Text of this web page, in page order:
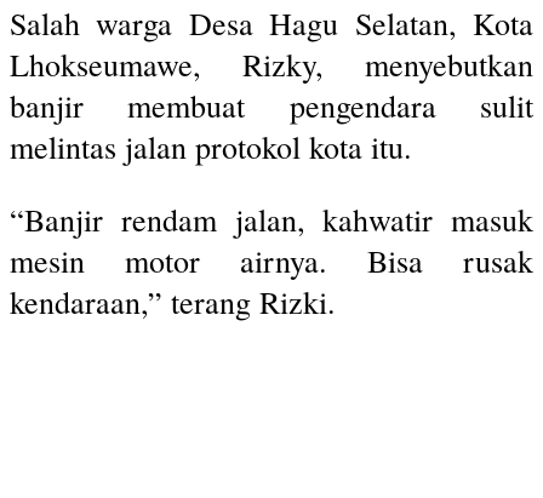
Salah warga Desa Hagu Selatan, Kota
Lhokseumawe, Rizky, menyebutkan
banjir membuat pengendara sulit
melintas jalan protokol kota itu.
“Banjir rendam jalan, kahwatir masuk
mesin motor airnya. Bisa rusak
kendaraan,” terang Rizki.